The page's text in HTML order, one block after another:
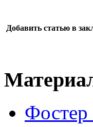
Добавить статью в
Фостер